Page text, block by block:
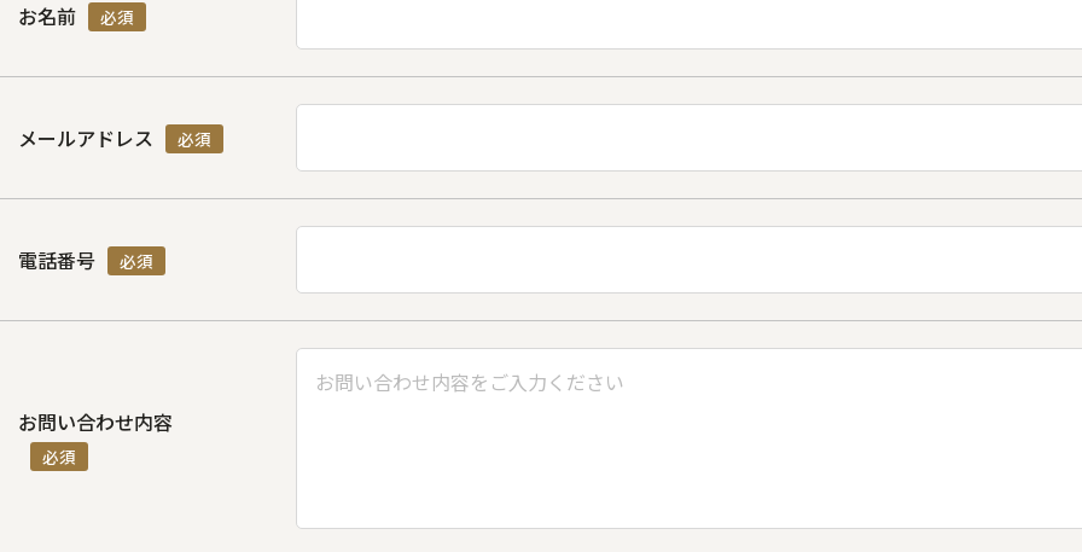
お名前 必須
メールアドレス 必須
電話番号 必須
お問い合わせ内容
必須